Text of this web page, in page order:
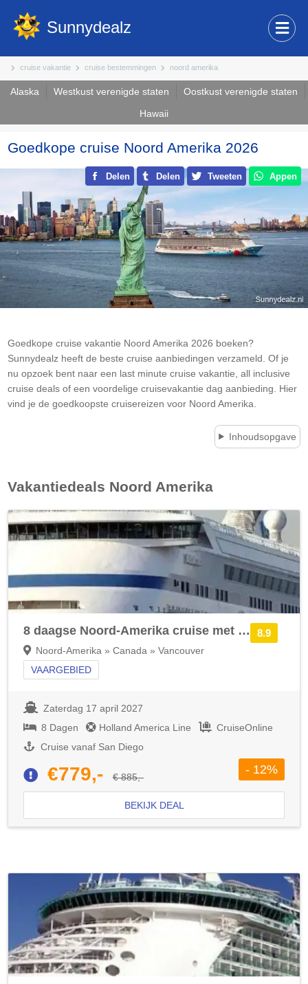
cruise vakantie cruise bestemmingen noord amerika
Sunnydealz
Alaska Westkust verenigde staten
Oostkust verenigde staten
Hawaii
Goedkope cruise Noord Amerika 2026
Delen Delen Tweeten Appen
Goedkope cruise vakantie Noord Amerika 2026 boeken?
Sunnydealz heeft de beste cruise aanbiedingen verzameld. Of je
nu opzoek bent naar een last minute cruise vakantie, all inclusive
cruise deals of een voordelige cruisevakantie dag aanbieding. Hier
vind je de goedkoopste cruisereizen voor Noord Amerika.
Inhoudsopgave
Vakantiedeals Noord Amerika
8.9
8 daagse Noord-Amerika cruise met de Zaandam
Noord-Amerika » Canada » Vancouver
VAARGEBIED
Zaterdag 17 april 2027
8 Dagen
Holland America Line
CruiseOnline
Cruise vanaf San Diego
€779,- € 885,-
- 12%
BEKIJK DEAL